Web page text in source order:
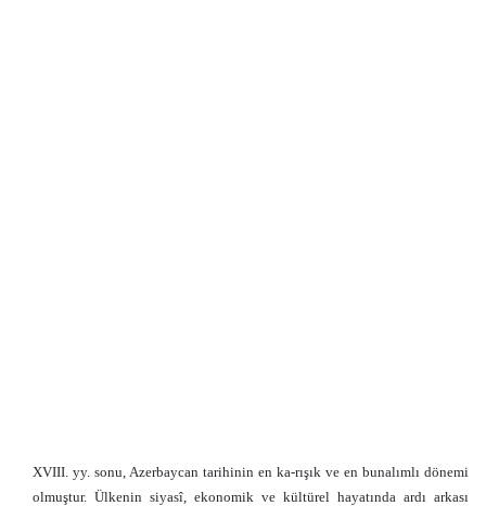
XVIII. yy. sonu, Azerbaycan tarihinin en ka-rışık ve en bunalımlı dönemi
olmuştur. Ülkenin siyasî, ekonomik ve kültürel hayatında ardı arkası